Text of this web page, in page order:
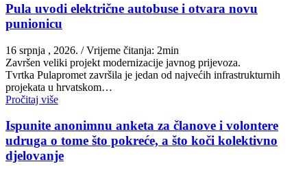
Pula uvodi električne autobuse i otvara novu
punionicu
16 srpnja , 2026. / Vrijeme čitanja: 2min
Završen veliki projekt modernizacije javnog prijevoza.
Tvrtka Pulapromet završila je jedan od najvećih infrastrukturnih
projekata u hrvatskom…
Pročitaj više
Ispunite anonimnu anketa za članove i volontere
udruga o tome što pokreće, a što koči kolektivno
djelovanje